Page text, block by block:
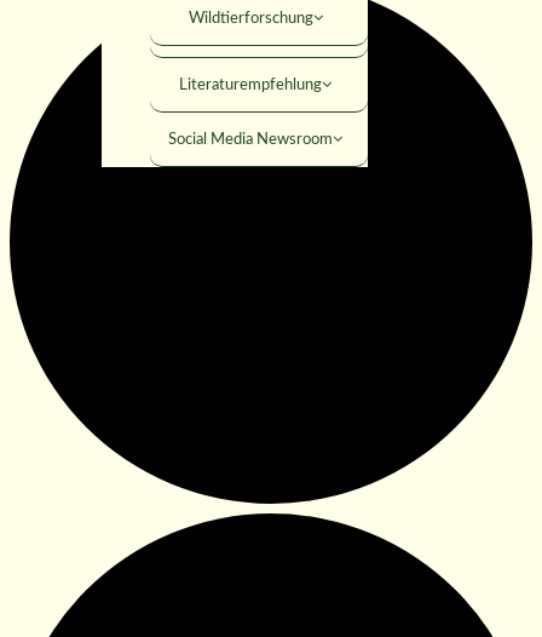
Öffentliche Downloads
Literaturempfehlung
Social Media Newsroom
Wildtierforschung